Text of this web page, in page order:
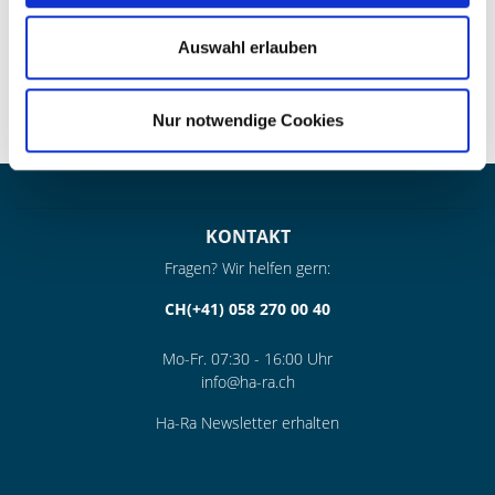
Auswahl erlauben
Nur notwendige Cookies
Daten von Dir! Weitere Informationen zur Datenverarbeitung
findest du in unsererDatenschutzerklärung
KONTAKT
Fragen? Wir helfen gern:
CH(+41) 058 270 00 40
Mo-Fr. 07:30 - 16:00 Uhr
info@ha-ra.ch
Ha-Ra Newsletter erhalten